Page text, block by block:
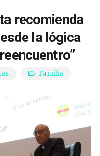
recomienda
la lógica
Familia